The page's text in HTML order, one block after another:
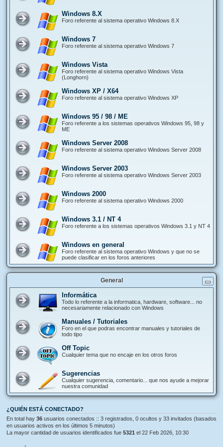
Windows 8.X
Foro referente al sistema operativo Windows 8.X
Windows 7
Foro referente al sistema operativo Windows 7
Windows Vista
Foro referente al sistema operativo Windows Vista
(Longhorn)
Windows XP / X64
Foro referente al sistema operativo Windows XP
Windows 95 / 98 / ME
Foro referente a los sistemas operativos Windows 95, 98 y
ME
Windows Server 2008
Foro referente al sistema operativo Windows Server 2008
Windows Server 2003
Foro referente al sistema operativo Windows Server 2003
Windows 2000
Foro referente al sistema operativo Windows 2000
Windows 3.1 / NT 4
Foro referente a los sistemas operativos Windows 3.1 y NT 4
Windows en general
Foro referente al sistema operativo Windows y que no se
puede clasificar en los foros anteriores
General
Informática
Todo lo referente a la informatica, hardware, software... no
necesariamente relacionado con Windows
Manuales / Tutoriales
Foro en el que podras encontrar manuales y tutoriales de
todo tipo
Off Topic
Cualquier tema que no encaje en los otros foros
Sugerencias
Cualquier sugerencia, comentario... que nos ayude a mejorar
nuestra comunidad
¿QUIÉN ESTÁ CONECTADO?
En total hay 36 usuarios conectados :: 3 registrados, 0 ocultos y 33 invitados (basados
en usuarios activos en los últimos 5 minutos)
La mayor cantidad de usuarios identificados fue 5321 el 22 Feb 2026, 10:30